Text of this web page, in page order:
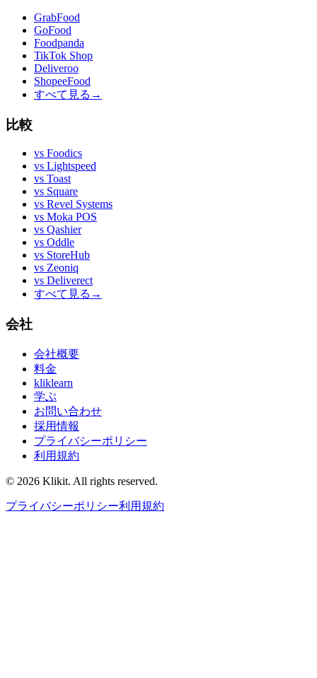
GrabFood
GoFood
Foodpanda
TikTok Shop
Deliveroo
ShopeeFood
すべて見る →
比較
vs Foodics
vs Lightspeed
vs Toast
vs Square
vs Revel Systems
vs Moka POS
vs Qashier
vs Oddle
vs StoreHub
vs Zeoniq
vs Deliverect
すべて見る →
会社
会社概要
料金
kliklearn
学ぶ
お問い合わせ
採用情報
プライバシーポリシー
利用規約
© 2026 Klikit. All rights reserved.
プライバシーポリシー利用規約